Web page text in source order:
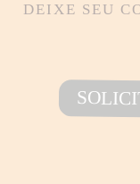
DEIXE SEU